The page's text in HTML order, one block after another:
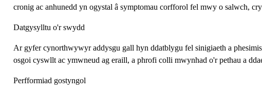
cronig ac anhunedd yn ogystal â symptomau corfforol fel mwy o salwch,
Datgysylltu o'r swydd
Ar gyfer cynorthwywyr addysgu gall hyn ddatblygu fel sinigiaeth a
osgoi cyswllt ac ymwneud ag eraill, a phrofi colli mwynhad o'r pethau a
Perfformiad gostyngol